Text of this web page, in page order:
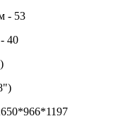
- 53
40